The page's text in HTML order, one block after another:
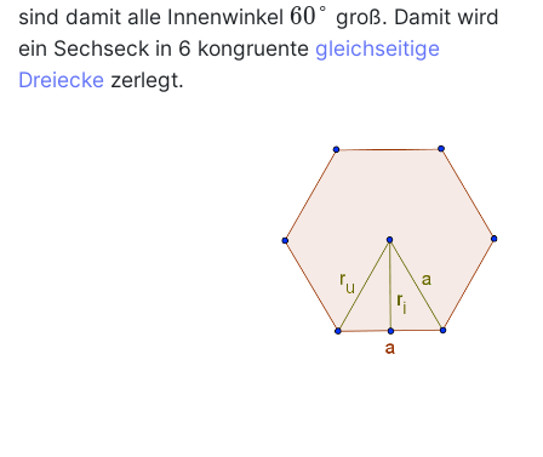
sind damit alle Innenwinkel 60°
60° groß. Damit wird
ein Sechseck in 6 kongruente gleichseitige
Dreiecke zerlegt.